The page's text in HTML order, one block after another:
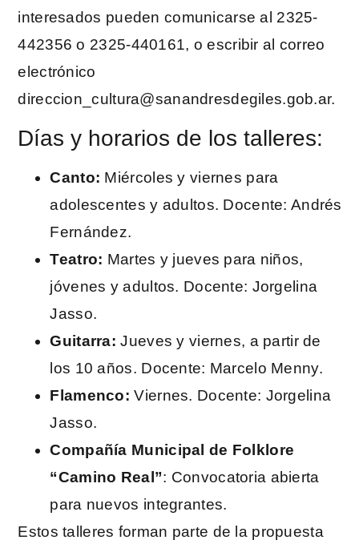
interesados pueden comunicarse al 2325-
442356 o 2325-440161, o escribir al correo
electrónico
direccion_cultura@sanandresdegiles.gob.ar.
Días y horarios de los talleres:
Canto: Miércoles y viernes para
adolescentes y adultos. Docente: Andrés
Fernández.
Teatro: Martes y jueves para niños,
jóvenes y adultos. Docente: Jorgelina
Jasso.
Guitarra: Jueves y viernes, a partir de
los 10 años. Docente: Marcelo Menny.
Flamenco: Viernes. Docente: Jorgelina
Jasso.
Compañía Municipal de Folklore
“Camino Real”: Convocatoria abierta
para nuevos integrantes.
Estos talleres forman parte de la propuesta